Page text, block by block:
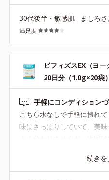
30代後半・敏感肌 ましろさ
満足度
ビフィズスEX（ヨ
20日分（1.0g×20袋）
手軽にコンディションづ
こちら水なしで手軽に摂れ
味はさっぱりしていて、美
続きを